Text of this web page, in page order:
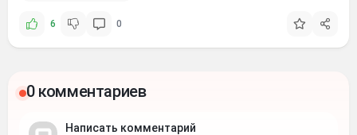
6 0
0 комментариев
Написать комментарий